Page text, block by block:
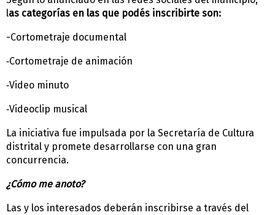
las categorías en las que podés inscribirte son:
-Cortometraje documental
-Cortometraje de animación
-Video minuto
-Videoclip musical
La iniciativa fue impulsada por la Secretaría de Cultura
distrital y promete desarrollarse con una gran
concurrencia.
¿Cómo me anoto?
Las y los interesados deberán inscribirse a través del